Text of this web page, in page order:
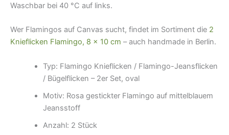
Waschbar bei 40 °C auf links.
Wer Flamingos auf Canvas sucht, findet im Sortiment die 2
Knieflicken Flamingo, 8 × 10 cm – auch handmade in Berlin.
Typ: Flamingo Knieflicken / Flamingo-Jeansflicken
/ Bügelflicken – 2er Set, oval
Motiv: Rosa gestickter Flamingo auf mittelblauem
Jeansstoff
Anzahl: 2 Stück